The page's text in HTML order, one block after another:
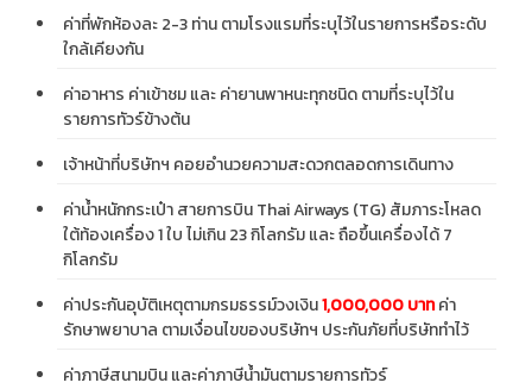
ค่าที่พักห้องละ 2-3 ท่าน ตามโรงแรมที่ระบุไว้ในรายการหรือระดับ
ใกล้เคียงกัน
ค่าอาหาร ค่าเข้าชม และ ค่ายานพาหนะทุกชนิด ตามที่ระบุไว้ใน
รายการทัวร์ข้างต้น
เจ้าหน้าที่บริษัทฯ คอยอำนวยความสะดวกตลอดการเดินทาง
ค่าน้ำหนักกระเป๋า สายการบิน Thai Airways (TG) สัมภาระโหลด
ใต้ท้องเครื่อง 1 ใบ ไม่เกิน 23 กิโลกรัม และ ถือขึ้นเครื่องได้ 7
กิโลกรัม
ค่าประกันอุบัติเหตุตามกรมธรรม์วงเงิน1,000,000 บาทค่า
รักษาพยาบาล ตามเงื่อนไขของบริษัทฯ ประกันภัยที่บริษัททำไว้
ค่าภาษีสนามบิน และค่าภาษีน้ำมันตามรายการทัวร์